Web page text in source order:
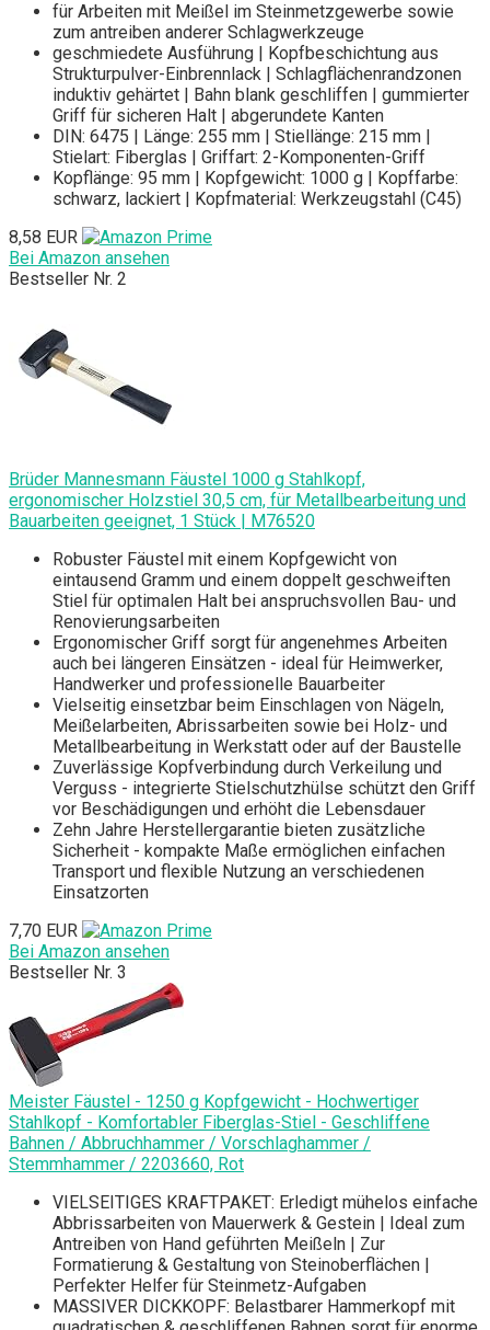
für Arbeiten mit Meißel im Steinmetzgewerbe sowie
zum antreiben anderer Schlagwerkzeuge
geschmiedete Ausführung | Kopfbeschichtung aus
Strukturpulver-Einbrennlack | Schlagflächenrandzonen
induktiv gehärtet | Bahn blank geschliffen | gummierter
Griff für sicheren Halt | abgerundete Kanten
DIN: 6475 | Länge: 255 mm | Stiellänge: 215 mm |
Stielart: Fiberglas | Griffart: 2-Komponenten-Griff
Kopflänge: 95 mm | Kopfgewicht: 1000 g | Kopffarbe:
schwarz, lackiert | Kopfmaterial: Werkzeugstahl (C45)
8,58 EUR
Bei Amazon ansehen
Bestseller Nr. 2
Brüder Mannesmann Fäustel 1000 g Stahlkopf,
ergonomischer Holzstiel 30,5 cm, für Metallbearbeitung und
Bauarbeiten geeignet, 1 Stück | M76520
Robuster Fäustel mit einem Kopfgewicht von
eintausend Gramm und einem doppelt geschweiften
Stiel für optimalen Halt bei anspruchsvollen Bau- und
Renovierungsarbeiten
Ergonomischer Griff sorgt für angenehmes Arbeiten
auch bei längeren Einsätzen - ideal für Heimwerker,
Handwerker und professionelle Bauarbeiter
Vielseitig einsetzbar beim Einschlagen von Nägeln,
Meißelarbeiten, Abrissarbeiten sowie bei Holz- und
Metallbearbeitung in Werkstatt oder auf der Baustelle
Zuverlässige Kopfverbindung durch Verkeilung und
Verguss - integrierte Stielschutzhülse schützt den Griff
vor Beschädigungen und erhöht die Lebensdauer
Zehn Jahre Herstellergarantie bieten zusätzliche
Sicherheit - kompakte Maße ermöglichen einfachen
Transport und flexible Nutzung an verschiedenen
Einsatzorten
7,70 EUR
Bei Amazon ansehen
Bestseller Nr. 3
Meister Fäustel - 1250 g Kopfgewicht - Hochwertiger
Stahlkopf - Komfortabler Fiberglas-Stiel - Geschliffene
Bahnen / Abbruchhammer / Vorschlaghammer /
Stemmhammer / 2203660, Rot
VIELSEITIGES KRAFTPAKET: Erledigt mühelos einfache
Abbrissarbeiten von Mauerwerk & Gestein | Ideal zum
Antreiben von Hand geführten Meißeln | Zur
Formatierung & Gestaltung von Steinoberflächen |
Perfekter Helfer für Steinmetz-Aufgaben
MASSIVER DICKKOPF: Belastbarer Hammerkopf mit